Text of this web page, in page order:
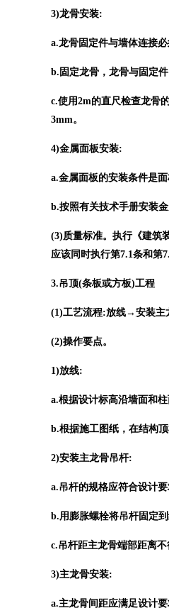
3)龙骨安装:
a.龙骨固定件与墙体连接
b.固定龙骨，龙骨与固定
c.使用2m的直尺检查龙骨
3mm。
4)金属面板安装:
a.金属面板的安装条件是
b.按照有关技术手册安装
(3)质量标准。执行《建筑
应该同时执行第7.1条和第
3.吊顶(条板或方板)工程
(1)工艺流程:放线→安装主
(2)操作要点。
1)放线:
a.根据设计标高沿墙面和
b.根据施工图纸，在结构
2)安装主龙骨吊杆:
a.吊杆的规格应符合设计
b.用膨胀螺栓将吊杆固定
c.吊杆距主龙骨端部距离不
3)主龙骨安装:
a.主龙骨间距应满足设计要